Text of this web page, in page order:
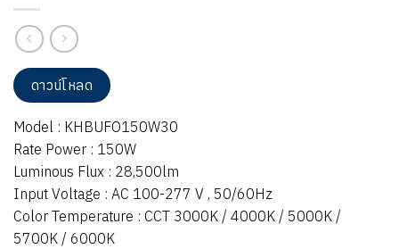
ดาวน์โหลด
Model : KHBUFO150W30
Rate Power : 150W
Luminous Flux : 28,500lm
Input Voltage : AC 100-277 V , 50/60Hz
Color Temperature : CCT 3000K / 4000K / 5000K /
5700K / 6000K